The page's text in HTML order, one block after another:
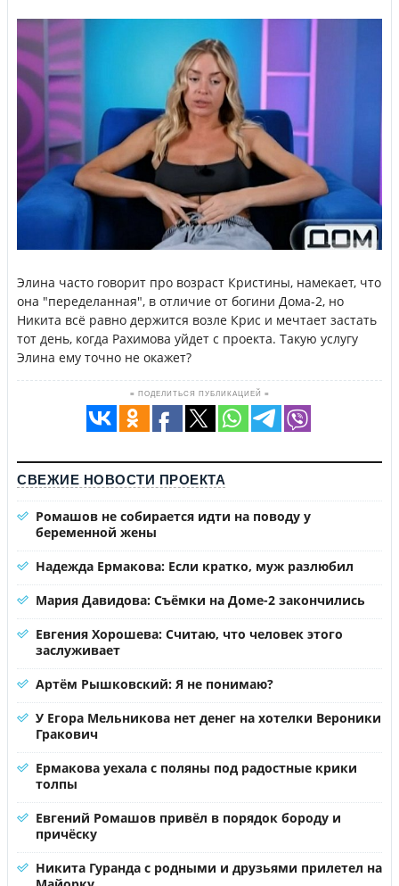
Элина часто говорит про возраст Кристины, намекает, что
она "переделанная", в отличие от богини Дома-2, но
Никита всё равно держится возле Крис и мечтает застать
тот день, когда Рахимова уйдет с проекта. Такую услугу
Элина ему точно не окажет?
≡ ПОДЕЛИТЬСЯ ПУБЛИКАЦИЕЙ ≡
СВЕЖИЕ НОВОСТИ ПРОЕКТА
Ромашов не собирается идти на поводу у
беременной жены
Надежда Ермакова: Если кратко, муж разлюбил
Мария Давидова: Съёмки на Доме-2 закончились
Евгения Хорошева: Считаю, что человек этого
заслуживает
Артём Рышковский: Я не понимаю?
У Егора Мельникова нет денег на хотелки Вероники
Гракович
Ермакова уехала с поляны под радостные крики
толпы
Евгений Ромашов привёл в порядок бороду и
причёску
Никита Гуранда с родными и друзьями прилетел на